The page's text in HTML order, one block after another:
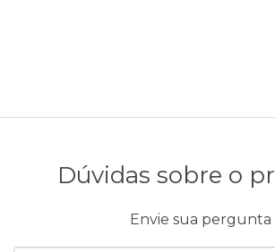
Dúvidas sobre o
Envie sua pergunta